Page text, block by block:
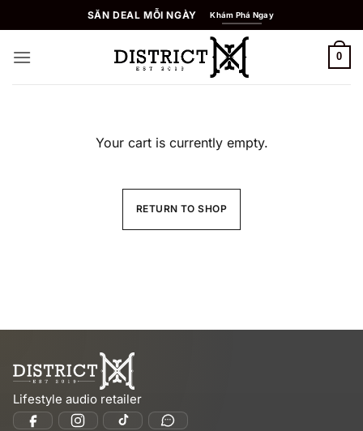
to
content
SĂN DEAL MỖI NGÀY Khám Phá Ngay
0
Your cart is currently empty.
RETURN TO SHOP
Lifestyle audio retailer